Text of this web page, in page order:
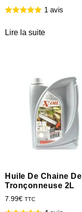
1 avis
Lire la suite
Huile De Chaine De
Tronçonneuse 2L
7.99€ TTC